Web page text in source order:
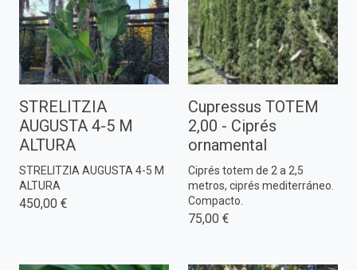
STRELITZIA
AUGUSTA 4-5 M
ALTURA
STRELITZIA AUGUSTA 4-5 M
ALTURA
450,00 €
Cupressus TOTEM
2,00 - Ciprés
ornamental
Ciprés totem de 2 a 2,5
metros, ciprés mediterráneo.
Compacto.
75,00 €